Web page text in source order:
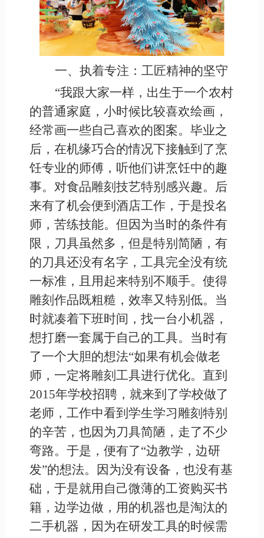
一、执着专注：工匠精神的坚守
“我跟大家一样，出生于一个农村
的普通家庭，小时候比较喜欢绘画，
经常画一些自己喜欢的图案。毕业之
后，在机缘巧合的情况下接触到了烹
饪专业的师傅，听他们讲烹饪中的趣
事。对食品雕刻技艺特别感兴趣。后
来有了机会便到酒店工作，于是投名
师，苦练技能。但因为当时的条件有
限，刀具虽然多，但是特别简陋，有
的刀具还没有名字，工具完全没有统
一标准，且用起来特别不顺手。使得
雕刻作品既粗糙，效率又特别低。当
时就凑着下班时间，找一台小机器，
想打磨一套属于自己的工具。当时有
了一个大胆的想法“如果有机会做老
师，一定将雕刻工具进行优化。直到
2015年学校招聘，就来到了学校做了
老师，工作中看到学生学习雕刻特别
的辛苦，也因为刀具简陋，走了不少
弯路。于是，便有了“边教学，边研
发”的想法。因为没有设备，也没有基
础，于是就用自己微薄的工资购买书
籍，边学边做，用的机器也是淘汰的
二手机器，因为在研发工具的时候需